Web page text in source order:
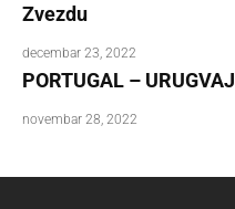
Zvezdu
decembar 23, 2022
PORTUGAL – URUGVAJ
novembar 28, 2022